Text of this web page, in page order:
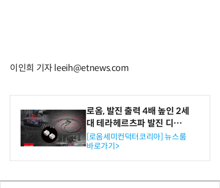
이인희 기자 leeih@etnews.com
로옴, 발진 출력 4배 높인 2세
대 테라헤르츠파 발진 디바이
스 개발
[로옴세미컨덕터코리아] 뉴스룸
바로가기>